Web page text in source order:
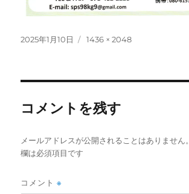
投
2025年1月10日
フ
1436 × 2048
コメントを残す
メールアドレスが公開されることはありません。
欄は必須項目です
コメント※